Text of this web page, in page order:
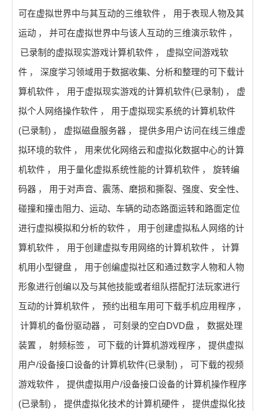
可在虚拟世界中与其互动的三维软件 ，
用于表现人物及其
运动 ， 并可在虚拟世界中与该人互动的三维演示软件 ，
已录制的虚拟现实游戏计算机软件 ，
虚拟空间游戏软
件 ，
深度学习领域用于数据收集、分析和整理的可下载计
算机软件 ， 用于虚拟现实游戏的计算机软件(已录制) ，
虚
拟个人网络操作软件 ，
用于虚拟现实系统的计算机软件
(已录制) ， 虚拟磁盘服务器 ，
提供多用户访问在线三维虚
拟环境的软件 ，
用来优化网络云和虚拟化数据中心的计算
机软件 ， 用于量化虚拟系统性能的计算机软件 ，
旋转编
码器 ，
用于对声音、震荡、磨损和撕裂、强度、安全性、
碰撞和撞击阻力、运动、车辆的动态路面运转和路面定位
进行虚拟模拟和分析的软件 ，
用于创建虚拟私人网络的计
算机软件 ， 用于创建虚拟专用网络的计算机软件 ，
计算
机用小型键盘 ，
用于创编虚拟社区和通过数字人物和人物
形象进行创编以及与其他技能或者组队搭配打法玩家进行
互动的计算机软件 ， 预约出租车用可下载手机应用程序 ，
计算机的备份驱动器 ， 可刻录的空白DVD盘 ，
数据处理
装置 ， 射频标签 ， 可下载的计算机游戏程序 ，
提供虚拟
用户/设备接口设备的计算机软件(已录制) ，
可下载的视频
游戏软件 ，
提供虚拟用户/设备接口设备的计算机操作程序
(已录制) ， 提供虚拟化技术的计算机硬件 ， 提供虚拟化技